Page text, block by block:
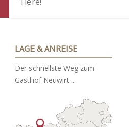
LAGE & ANREISE
Der schnellste Weg zum
Gasthof Neuwirt ...